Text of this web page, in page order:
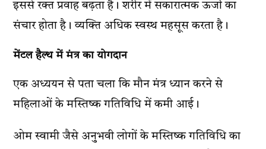
इससे रक्त प्रवाह बढ़ता है। शरीर में सकारात्मक ऊर्जा का
संचार होता है। व्यक्ति अधिक स्वस्थ महसूस करता है।
मेंटल हैल्थ में मंत्र का योगदान
एक अध्ययन से पता चला कि मौन मंत्र ध्यान करने से
महिलाओं के मस्तिष्क गतिविधि में कमी आई।
ओम स्वामी जैसे अनुभवी लोगों के मस्तिष्क गतिविधि का